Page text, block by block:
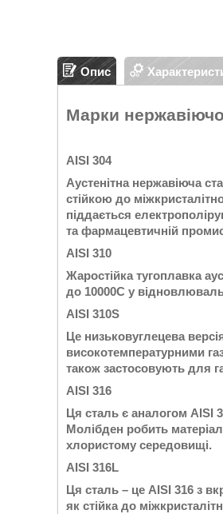
Опис
Марки
AISI 304
Аустенітна нержавіюча
стійкою до
піддається
та фармацевтичній
AISI 310
Жаростійка тугоплавка
до 10000С у
AISI 310S
Це низьковуглецева
високотемпературними
також застосовують для
AISI 316
Ця сталь є аналогом AISI
Молібден робить матеріал
хлористому середовищі.
AISI 316L
Ця сталь – це AISI 316 з
як стійка до